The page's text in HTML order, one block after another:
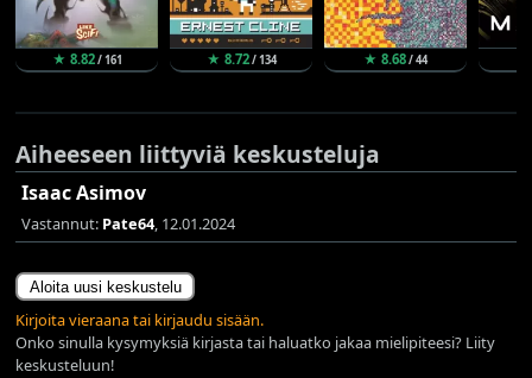
★ 8.82/ 161 ★ 8.72/ 134 ★ 8.68/ 44
Aiheeseen liittyviä keskusteluja
Isaac Asimov
Vastannut: Pate64, 12.01.2024
Aloita uusi keskustelu
Kirjoita vieraana tai kirjaudu sisään.
Onko sinulla kysymyksiä kirjasta tai haluatko jakaa mielipiteesi? Liity
keskusteluun!